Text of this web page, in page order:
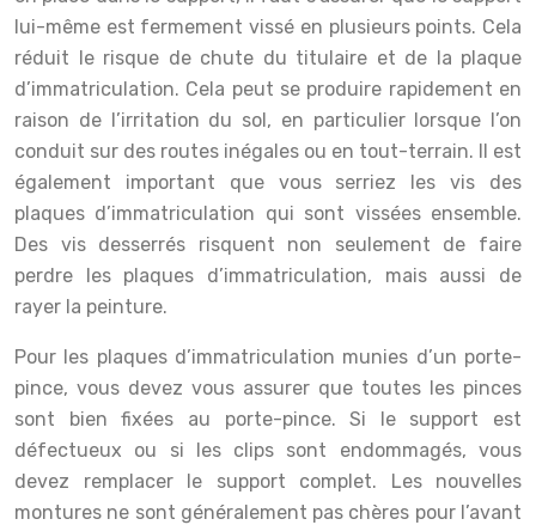
lui-même est fermement vissé en plusieurs points. Cela
réduit le risque de chute du titulaire et de la plaque
d’immatriculation. Cela peut se produire rapidement en
raison de l’irritation du sol, en particulier lorsque l’on
conduit sur des routes inégales ou en tout-terrain. Il est
également important que vous serriez les vis des
plaques d’immatriculation qui sont vissées ensemble.
Des vis desserrés risquent non seulement de faire
perdre les plaques d’immatriculation, mais aussi de
rayer la peinture.
Pour les plaques d’immatriculation munies d’un porte-
pince, vous devez vous assurer que toutes les pinces
sont bien fixées au porte-pince. Si le support est
défectueux ou si les clips sont endommagés, vous
devez remplacer le support complet. Les nouvelles
montures ne sont généralement pas chères pour l’avant